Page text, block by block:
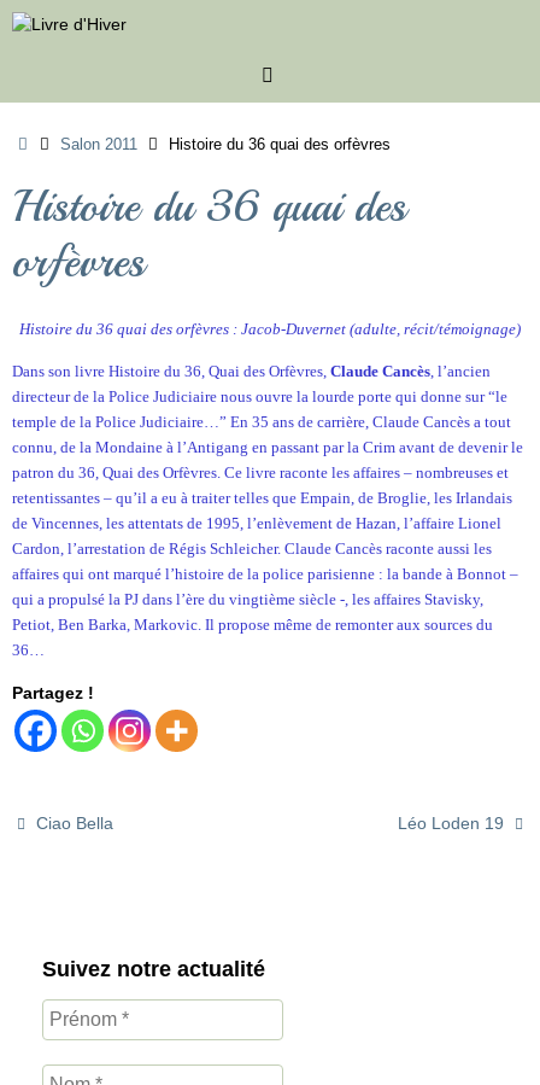
Passer
au
AccueilSalon 2011 Histoire du 36 quai des orfèvres
Histoire du 36 quai des
orfèvres
Histoire du 36 quai des orfèvres : Jacob-Duvernet (adulte, récit/témoignage)
Dans son livre Histoire du 36, Quai des Orfèvres, Claude Cancès, l’ancien
directeur de la Police Judiciaire nous ouvre la lourde porte qui donne sur “le
temple de la Police Judiciaire…” En 35 ans de carrière, Claude Cancès a tout
connu, de la Mondaine à l’Antigang en passant par la Crim avant de devenir le
patron du 36, Quai des Orfèvres. Ce livre raconte les affaires – nombreuses et
retentissantes – qu’il a eu à traiter telles que Empain, de Broglie, les Irlandais
de Vincennes, les attentats de 1995, l’enlèvement de Hazan, l’affaire Lionel
Cardon, l’arrestation de Régis Schleicher. Claude Cancès raconte aussi les
affaires qui ont marqué l’histoire de la police parisienne : la bande à Bonnot –
qui a propulsé la PJ dans l’ère du vingtième siècle -, les affaires Stavisky,
Petiot, Ben Barka, Markovic. Il propose même de remonter aux sources du
36…
Partagez !
Ciao Bella Léo Loden 19
Suivez notre actualité